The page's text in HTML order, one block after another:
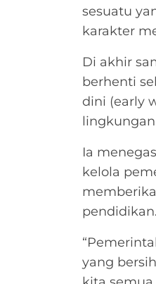
sesuatu
karakter
Di akhir
berhenti
dini (early
Ia
kelola
pendidikan.
yang